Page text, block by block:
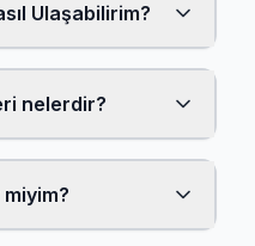
Ulaşabilirim?
nelerdir?